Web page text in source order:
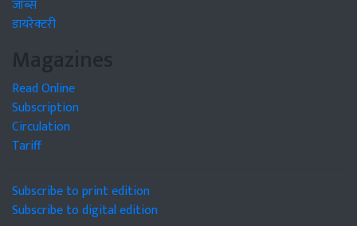
जॉब्स
डायरेक्टरी
Magazines
Read Online
Subscription
Circulation
Tariff
Subscribe to print edition
Subscribe to digital edition